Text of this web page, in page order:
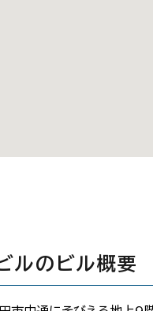
ルのビル概要